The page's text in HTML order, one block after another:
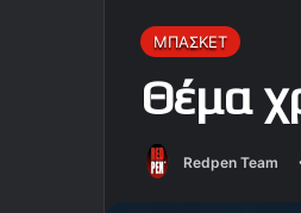
ΜΠΑΣΚΕΤ
Θέμα
Redpen Team